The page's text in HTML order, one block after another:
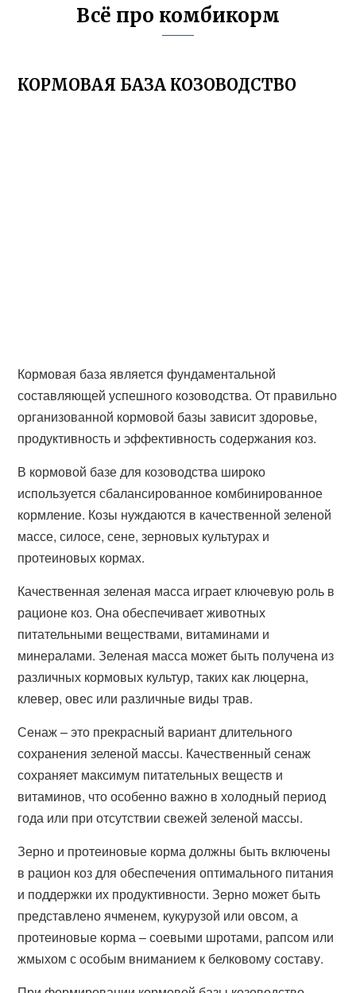
Всё про комбикорм
КОРМОВАЯ БАЗА КОЗОВОДСТВО
Кормовая база является фундаментальной
составляющей успешного козоводства. От правильно
организованной кормовой базы зависит здоровье,
продуктивность и эффективность содержания коз.
В кормовой базе для козоводства широко
используется сбалансированное комбинированное
кормление. Козы нуждаются в качественной зеленой
массе, силосе, сене, зерновых культурах и
протеиновых кормах.
Качественная зеленая масса играет ключевую роль в
рационе коз. Она обеспечивает животных
питательными веществами, витаминами и
минералами. Зеленая масса может быть получена из
различных кормовых культур, таких как люцерна,
клевер, овес или различные виды трав.
Сенаж – это прекрасный вариант длительного
сохранения зеленой массы. Качественный сенаж
сохраняет максимум питательных веществ и
витаминов, что особенно важно в холодный период
года или при отсутствии свежей зеленой массы.
Зерно и протеиновые корма должны быть включены
в рацион коз для обеспечения оптимального питания
и поддержки их продуктивности. Зерно может быть
представлено ячменем, кукурузой или овсом, а
протеиновые корма – соевыми шротами, рапсом или
жмыхом с особым вниманием к белковому составу.